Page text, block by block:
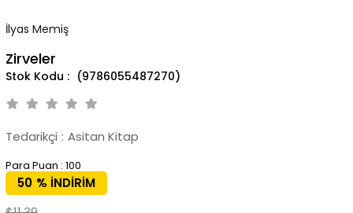
İlyas Memiş
Zirveler
(9786055487270)
Tedarikçi : Asitan Kitap
Para Puan : 100
%
50
İNDIRIM